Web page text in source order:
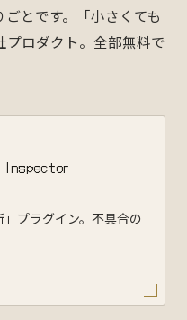
とです。「小さくても
ロダクト。全部無料で
Inspector
プラグイン。不具合の